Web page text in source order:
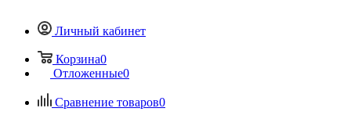
Личный кабинет
Корзина0
Отложенные0
Сравнение товаров0